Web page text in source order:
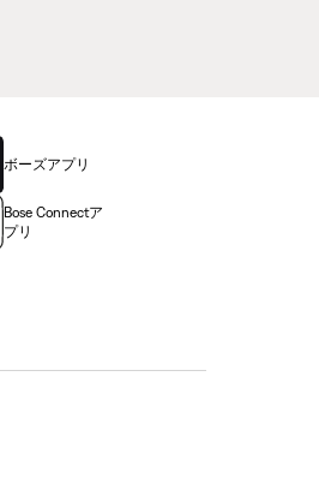
ボーズアプリ
Bose Connectア
プリ